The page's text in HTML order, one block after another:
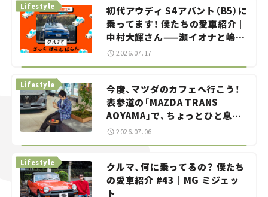
初代アウディ S4アバント（B5）に
乗ってます！ 僕たちの愛車紹介｜
中村大輝さん——瀬イオナと嶋田
智之の「クルマでざっくばらんば
らん！」＃20
Lifestyle
2026.07.17
今度、マツダのカフェへ行こう！
表参道の「MAZDA TRANS
AOYAMA」で、ちょっとひと息。
——連載｜CCGとクルマでどうす
Lifestyle
2026.07.06
クルマ、何に乗ってるの？ 僕たち
の愛車紹介 #43｜MG ミジェッ
ト
Lifestyle